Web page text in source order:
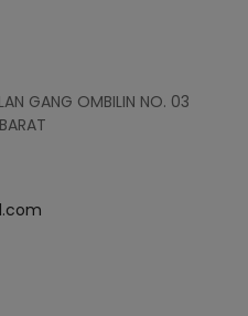
GANG OMBILIN NO. 03